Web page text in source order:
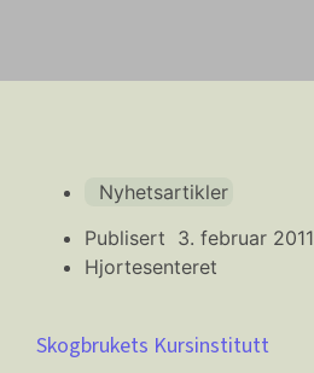
Nyhetsartikler
Publisert 3. februar 2011
Hjortesenteret
Skogbrukets Kursinstitutt